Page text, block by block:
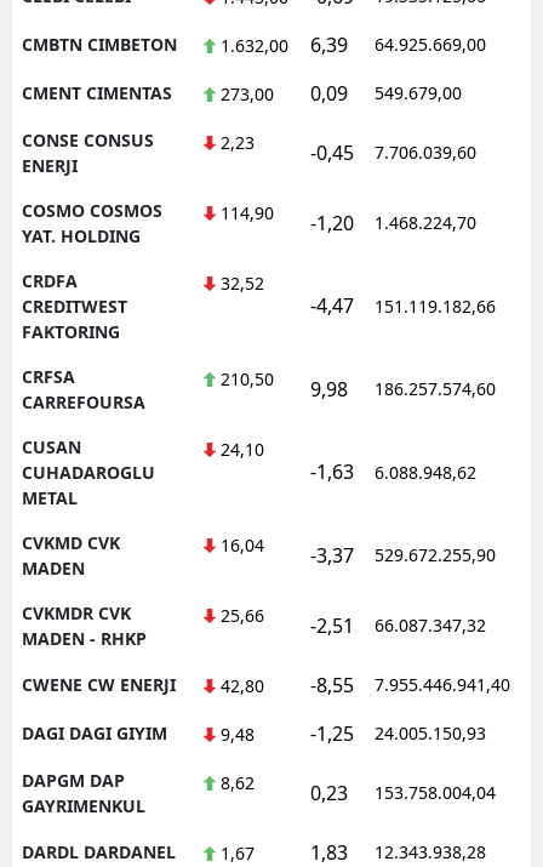
CMBTN CIMBETON 1.632,00 6,39 64.925.669,00
CMENT CIMENTAS 273,00 0,09 549.679,00
CONSE CONSUS
ENERJI
2,23 -0,45 7.706.039,60
COSMO COSMOS
YAT. HOLDING
114,90 -1,20 1.468.224,70
CRDFA
CREDITWEST
FAKTORING
32,52
-4,47 151.119.182,66
CRFSA
CARREFOURSA
210,50 9,98 186.257.574,60
CUSAN
CUHADAROGLU
METAL
24,10
-1,63 6.088.948,62
CVKMD CVK
MADEN
16,04 -3,37 529.672.255,90
CVKMDR CVK
MADEN - RHKP
25,66 -2,51 66.087.347,32
CWENE CW ENERJI 42,80 -8,55 7.955.446.941,40
DAGI DAGI GIYIM 9,48 -1,25 24.005.150,93
DAPGM DAP
GAYRIMENKUL
8,62 0,23 153.758.004,04
DARDL DARDANEL 1,67 1,83 12.343.938,28